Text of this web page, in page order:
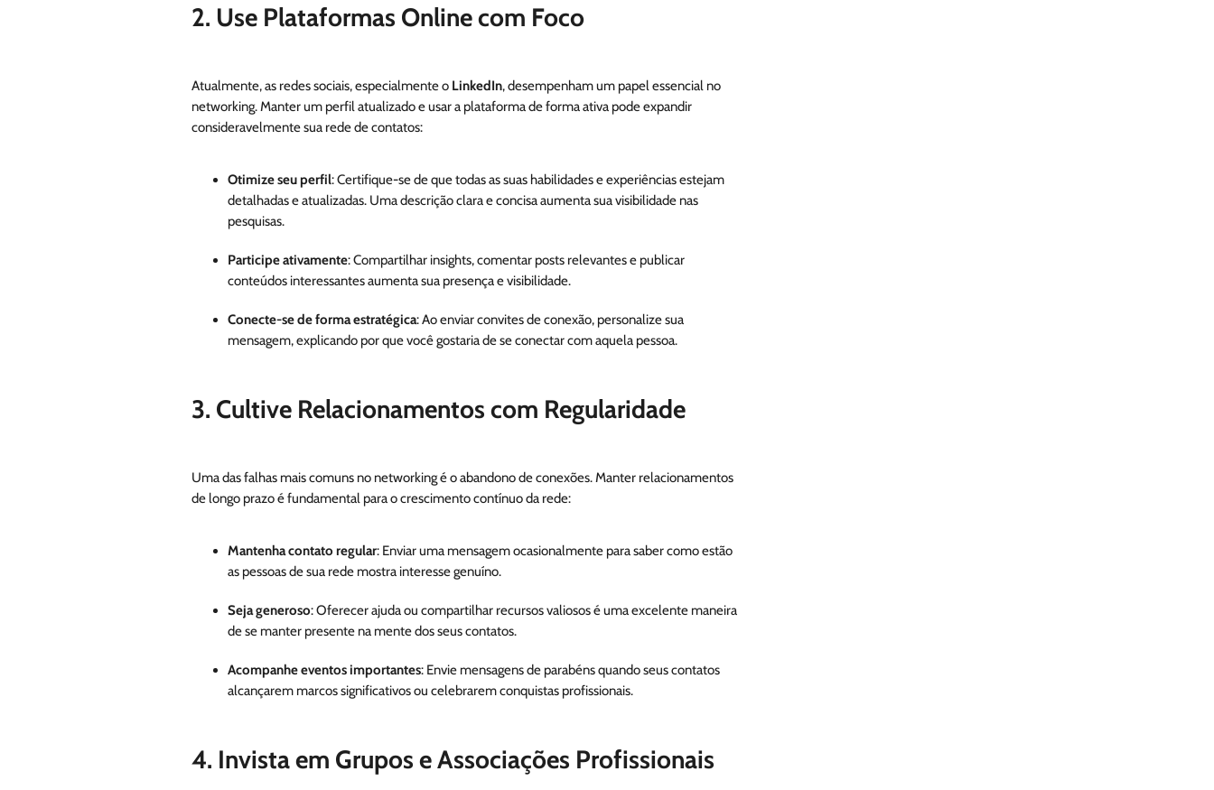
2. Use Plataformas Online com Foco
Atualmente, as redes sociais, especialmente o LinkedIn, desempenham um papel essencial no
networking. Manter um perfil atualizado e usar a plataforma de forma ativa pode expandir
consideravelmente sua rede de contatos:
Otimize seu perfil: Certifique-se de que todas as suas habilidades e experiências estejam
detalhadas e atualizadas. Uma descrição clara e concisa aumenta sua visibilidade nas
pesquisas.
Participe ativamente: Compartilhar insights, comentar posts relevantes e publicar
conteúdos interessantes aumenta sua presença e visibilidade.
Conecte-se de forma estratégica: Ao enviar convites de conexão, personalize sua
mensagem, explicando por que você gostaria de se conectar com aquela pessoa.
3. Cultive Relacionamentos com Regularidade
Uma das falhas mais comuns no networking é o abandono de conexões. Manter relacionamentos
de longo prazo é fundamental para o crescimento contínuo da rede:
Mantenha contato regular: Enviar uma mensagem ocasionalmente para saber como estão
as pessoas de sua rede mostra interesse genuíno.
Seja generoso: Oferecer ajuda ou compartilhar recursos valiosos é uma excelente maneira
de se manter presente na mente dos seus contatos.
Acompanhe eventos importantes: Envie mensagens de parabéns quando seus contatos
alcançarem marcos significativos ou celebrarem conquistas profissionais.
4. Invista em Grupos e Associações Profissionais